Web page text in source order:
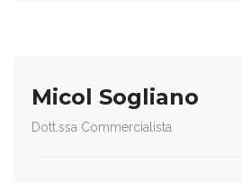
Micol Sogliano
Dott.ssa Commercialista